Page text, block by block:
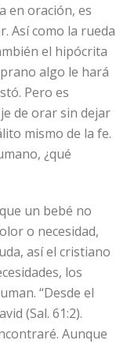
en oración, es
Así como la rueda
el hipócrita
algo le hará
Pero es
de orar sin dejar
mismo de la fe.
¿qué
un bebé no
o necesidad,
así el cristiano
los
“Desde el
(Sal. 61:2).
Aunque